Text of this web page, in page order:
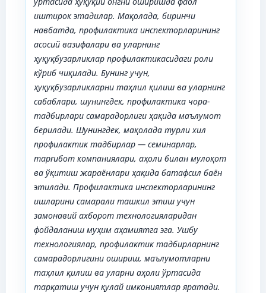
иштирок этадилар. Мақолада, биринчи
навбатда, профилактика инспекторларининг
асосий вазифалари ва уларнинг
ҳуқуқбузарликлар профилактикасидаги роли
кўриб чиқилади. Бунинг учун,
ҳуқуқбузарликларни таҳлил қилиш ва уларнинг
сабаблари, шунингдек, профилактика чора-
тадбирлари самарадорлиги ҳақида маълумот
берилади. Шунингдек, мақолада турли хил
профилактик тадбирлар — семинарлар,
тарғибот компаниялари, аҳоли билан мулоқот
ва ўқитиш жараёнлари ҳақида батафсил баён
этилади. Профилактика инспекторларининг
ишларини самарали ташкил этиш учун
замонавий ахборот технологияларидан
фойдаланиш муҳим аҳамиятга эга. Ушбу
технологиялар, профилактик тадбирларнинг
самарадорлигини ошириш, маълумотларни
таҳлил қилиш ва уларни аҳоли ўртасида
тарқатиш учун қулай имкониятлар яратади.